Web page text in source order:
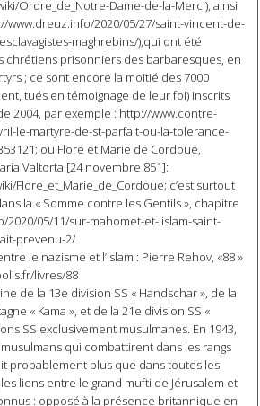
Ordre_de_Notre-Dame-de-la-Merci), ainsi
www.dreuz.info/2020/05/27/saint-vincent-de-
maghrebins/),qui ont été
prisonniers des barbaresques, en
; ce sont encore la moitié des 7000
tués en témoignage de leur foi) inscrits
2004, par exemple : http://www.contre-
le-martyre-de-st-parfait-ou-la-tolerance-
ou Flore et Marie de Cordoue,
Valtorta [24 novembre 851]:
Flore_et_Marie_de_Cordoue; c’est surtout
la « Somme contre les Gentils », chapitre
2020/05/11/sur-mahomet-et-lislam-saint-
prevenu-2/
le nazisme et l’islam : Pierre Rehov, «88 »
livres/88
de la 13e division SS « Handschar », de la
« Kama », et de la 21e division SS «
SS exclusivement musulmanes. En 1943,
qui combattirent dans les rangs
probablement plus que dans toutes les
liens entre le grand mufti de Jérusalem et
: opposé à la présence britannique en